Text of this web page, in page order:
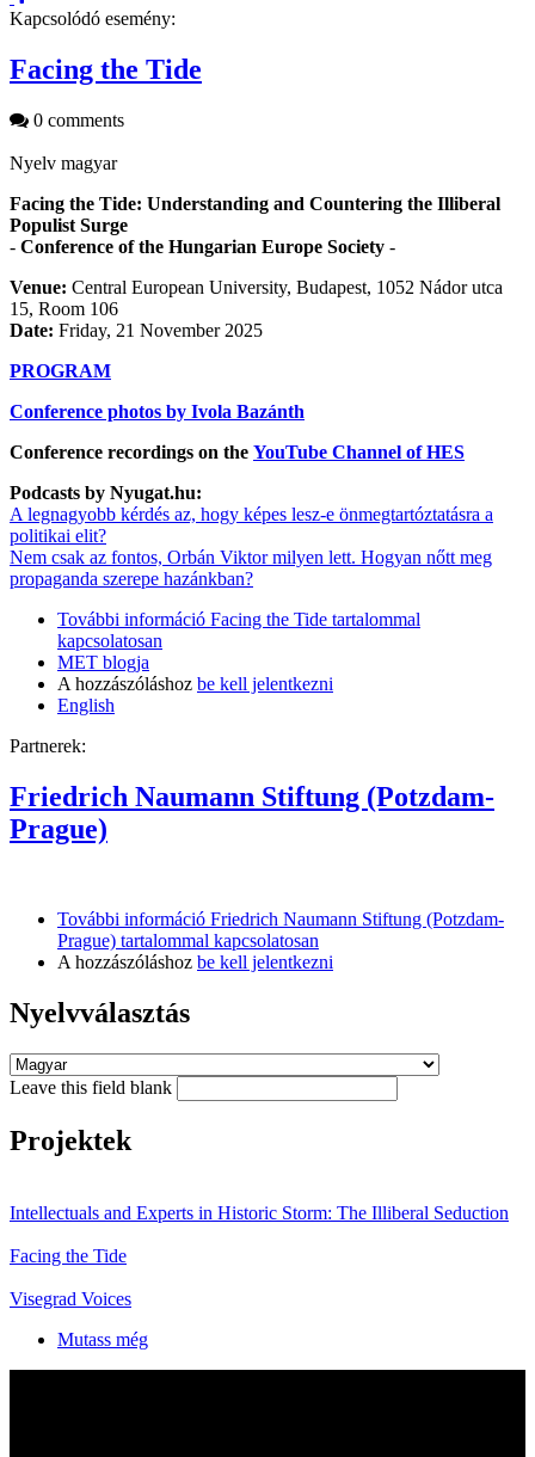
Kapcsolódó esemény:
Facing the Tide
0 comments
Nyelv magyar
Facing the Tide: Understanding and Countering the Illiberal
Populist Surge
- Conference of the Hungarian Europe Society -
Venue: Central European University, Budapest, 1052 Nádor utca
15, Room 106
Date: Friday, 21 November 2025
PROGRAM
Conference photos by Ivola Bazánth
Conference recordings on the YouTube Channel of HES
Podcasts by Nyugat.hu:
A legnagyobb kérdés az, hogy képes lesz-e önmegtartóztatásra a
politikai elit?
Nem csak az fontos, Orbán Viktor milyen lett. Hogyan nőtt meg
propaganda szerepe hazánkban?
További információ Facing the Tide tartalommal
kapcsolatosan
MET blogja
A hozzászóláshoz be kell jelentkezni
English
Partnerek:
Friedrich Naumann Stiftung (Potzdam-
Prague)
További információ Friedrich Naumann Stiftung (Potzdam-
Prague) tartalommal kapcsolatosan
A hozzászóláshoz be kell jelentkezni
Nyelvválasztás
Leave this field blank
Projektek
Intellectuals and Experts in Historic Storm: The Illiberal Seduction
Facing the Tide
Visegrad Voices
Mutass még